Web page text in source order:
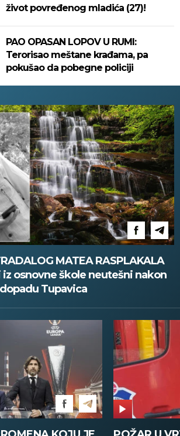
život povređenog mladića (27)!
PAO OPASAN LOPOV U RUMI:
Terorisao meštane krađama, pa
pokušao da pobegne policiji
MATEA RASPLAKALA
iz osnovne škole neutešni nakon
Tupavica